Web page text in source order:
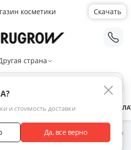
косметики Скачать
страна
и стоимость доставки
Да, все верно
ЗАРАБОТАТЬ С НАМИ
Витамины для здоровья волос
Витамины
мг, 100 капс